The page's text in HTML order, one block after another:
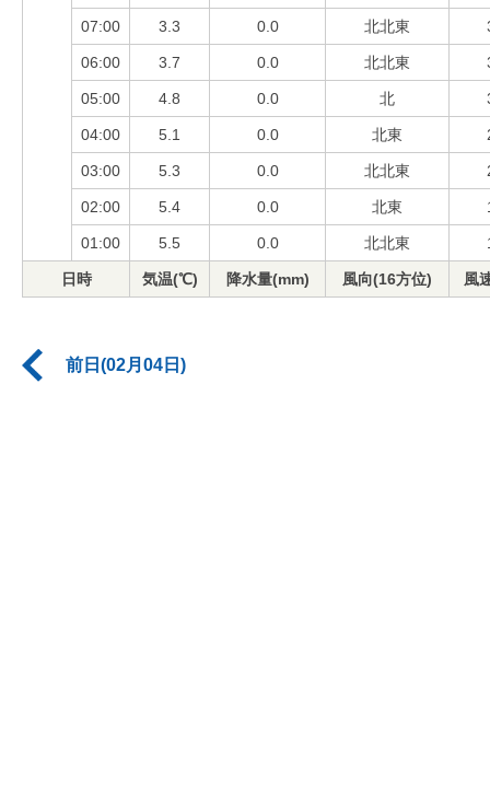
07:00 3.3 0.0 北北東
06:00 3.7 0.0 北北東
05:00 4.8 0.0 北
04:00 5.1 0.0 北東
03:00 5.3 0.0 北北東
02:00 5.4 0.0 北東
01:00 5.5 0.0 北北東
日時 気温(℃) 降水量(mm) 風向(16方位) 風
前日(02月04日)